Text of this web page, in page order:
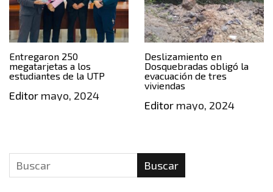
Entregaron 250
megatarjetas a los
estudiantes de la UTP
Editor mayo, 2024
Deslizamiento en
Dosquebradas obligó la
evacuación de tres
viviendas
Editormayo, 2024
Buscar